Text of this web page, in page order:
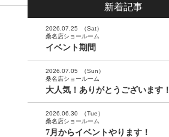
新着記事
2026.07.25
（Sat）
桑名店ショールーム
イベント期間
2026.07.05
（Sun）
桑名店ショールーム
大人気！ありがとうございます！
2026.06.30
（Tue）
桑名店ショールーム
7月からイベントやります！